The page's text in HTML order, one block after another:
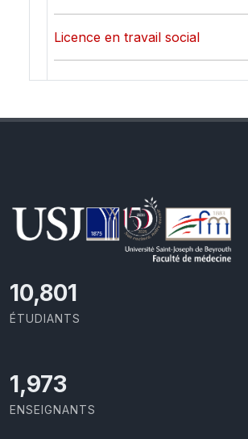
Licence en travail social
11,727
ÉTUDIANTS
2,142
ENSEIGNANTS